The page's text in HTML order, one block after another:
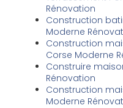
Rénovation
Construction
Moderne
Construction
Corse Moderne
Construire
Rénovation
Construction
Moderne